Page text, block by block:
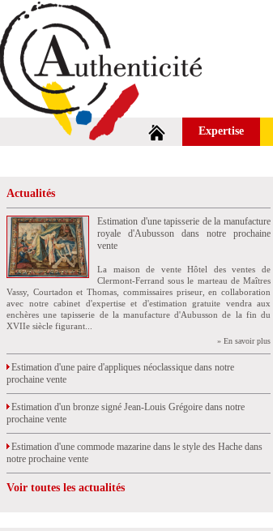
Expertise
Actualités
Estimation d'une tapisserie de la manufacture
royale d'Aubusson dans notre prochaine
vente
La maison de vente Hôtel des ventes de
Clermont-Ferrand sous le marteau de Maîtres
Vassy, Courtadon et Thomas, commissaires priseur, en collaboration
avec notre cabinet d'expertise et d'estimation gratuite vendra aux
enchères une tapisserie de la manufacture d'Aubusson de la fin du
XVIIe siècle figurant...
» En savoir plus
Estimation d'une paire d'appliques néoclassique dans notre
prochaine vente
Estimation d'un bronze signé Jean-Louis Grégoire dans notre
prochaine vente
Estimation d'une commode mazarine dans le style des Hache dans
notre prochaine vente
Voir toutes les actualités